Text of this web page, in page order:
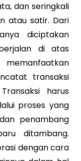
dan seringkali
atau satir. Dari
diciptakan
di atas
transaksi
harus
proses yang
penambang
ditambang.
dengan cara